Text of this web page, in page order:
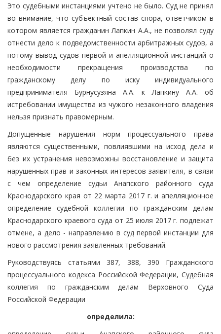
Это судебными инстанциями учтено не было. Суд не принял
во внимание, что субъектный состав спора, ответчиком в
котором является гражданин Лапкин А.А., не позволял суду
отнести дело к подведомственности арбитражных судов, а
потому вывод судов первой и апелляционной инстанций о
необходимости прекращения производства по
гражданскому делу по иску индивидуального
предпринимателя Бурнусузяна А.А. к Лапкину А.А. об
истребовании имущества из чужого незаконного владения
нельзя признать правомерным.
Допущенные нарушения норм процессуального права
являются существенными, повлиявшими на исход дела и
без их устранения невозможны восстановление и защита
нарушенных прав и законных интересов заявителя, в связи
с чем определение судьи Анапского районного суда
Краснодарского края от 22 марта 2017 г. и апелляционное
определение судебной коллегии по гражданским делам
Краснодарского краевого суда от 25 июля 2017 г. подлежат
отмене, а дело - направлению в суд первой инстанции для
нового рассмотрения заявленных требований.
Руководствуясь статьями 387, 388, 390 Гражданского
процессуального кодекса Российской Федерации, Судебная
коллегия по гражданским делам Верховного Суда
Российской Федерации
определила: